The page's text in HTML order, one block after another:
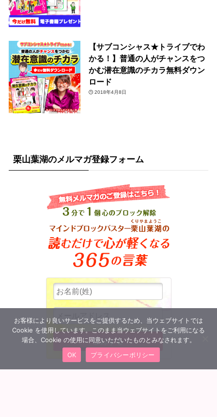
【サブコンシャス★トライブでわ
かる！】普通の人がチャンスをつ
かむ潜在意識のチカラ無料ダウン
ロード
2018年4月8日
栗山葉湖のメルマガ登録フォーム
お客様により良いサービスをご提供するため、当ウェブサイトでは
Cookie を使用しています。このまま当ウェブサイトをご利用になる
場合、Cookie の使用に同意いただいたものとみなされます。
OK
プライバシーポリシー